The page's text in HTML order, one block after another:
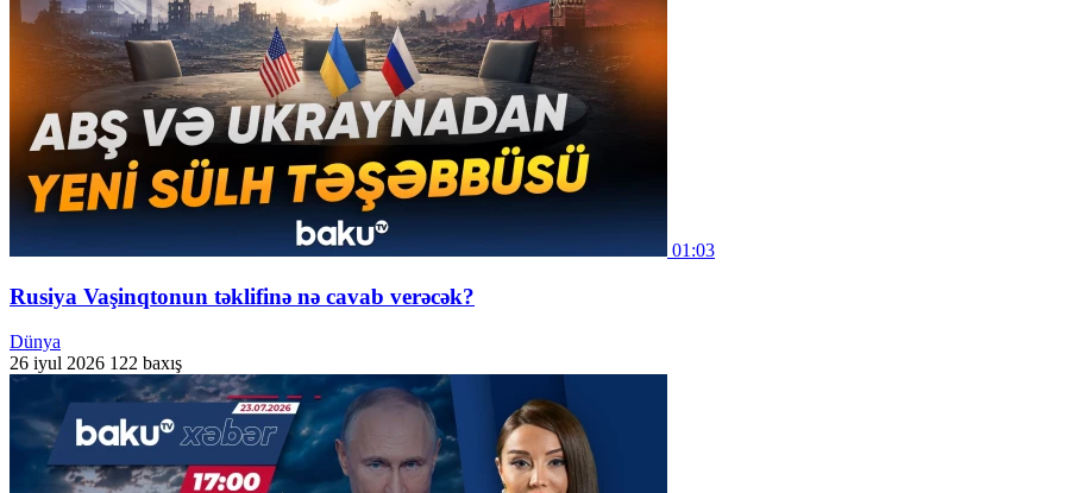
01:03
Rusiya Vaşinqtonun təklifinə nə cavab verəcək?
Dünya
26 iyul 2026 122 baxış